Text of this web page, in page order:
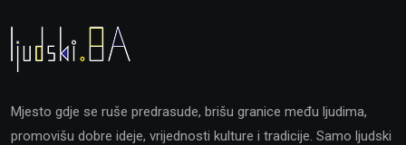
Mjesto gdje se ruše predrasude, brišu granice među ljudima,
promovišu dobre ideje, vrijednosti kulture i tradicije. Samo ljudski